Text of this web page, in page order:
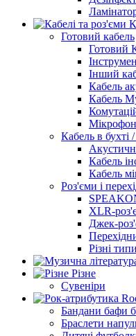
Готовий кабель
Готовий
Інший
Кабель
Кабель
Кабель в бухті
Кабель
Кабель
Роз'єми і
XLR-
Джек-
Різні
Різне
Сувеніри
Бандани бафи
Браслети